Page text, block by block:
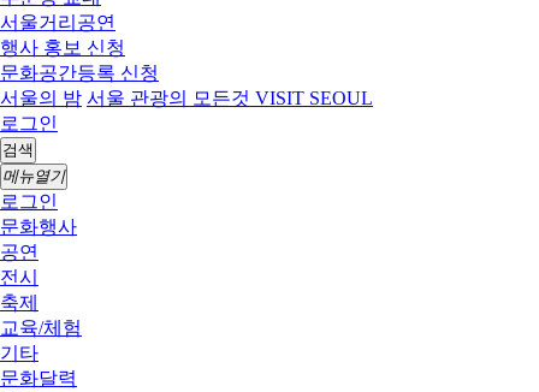
서울거리공연
행사 홍보 신청
문화공간등록 신청
서울의 밤 서울 관광의 모든것 VISIT SEOUL
로그인
검색
메뉴열기
로그인
문화행사
공연
전시
축제
교육/체험
기타
문화달력